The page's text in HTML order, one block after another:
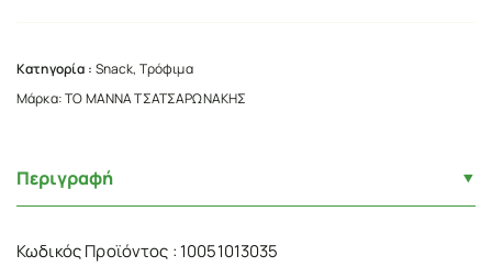
Κατηγορία : Snack, Τρόφιμα
Μάρκα:ΤΟ ΜΑΝΝΑ ΤΣΑΤΣΑΡΩΝΑΚΗΣ
Περιγραφή
Κωδικός Προϊόντος : 10051013035